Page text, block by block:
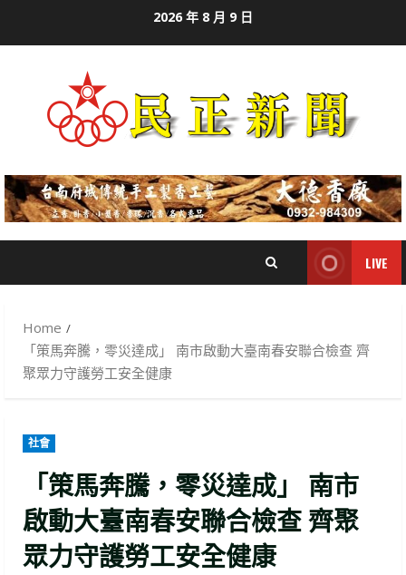
2026 年 8 月 9 日
LIVE
Home
「策馬奔騰，零災達成」 南市啟動大臺南春安聯合檢查 齊
聚眾力守護勞工安全健康
社會
「策馬奔騰，零災達成」 南市
啟動大臺南春安聯合檢查 齊聚
眾力守護勞工安全健康